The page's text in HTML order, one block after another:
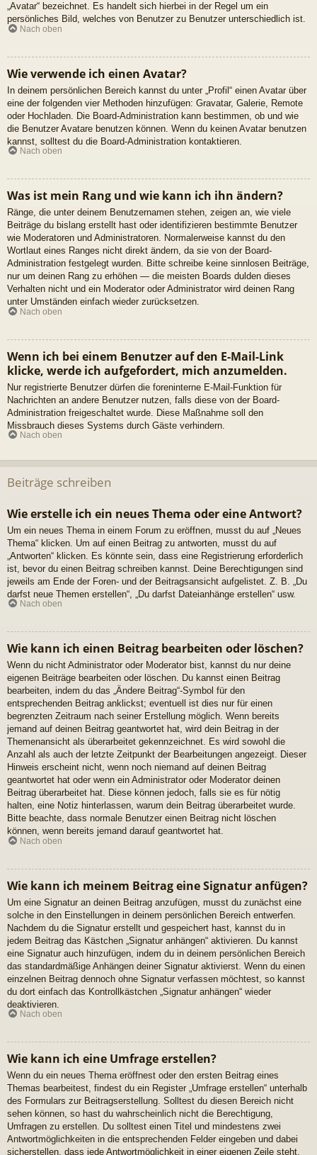
„Avatar“ bezeichnet. Es handelt sich hierbei in der Regel um ein
persönliches Bild, welches von Benutzer zu Benutzer unterschiedlich ist.
Nach oben
Wie verwende ich einen Avatar?
In deinem persönlichen Bereich kannst du unter „Profil“ einen Avatar über
eine der folgenden vier Methoden hinzufügen: Gravatar, Galerie, Remote
oder Hochladen. Die Board-Administration kann bestimmen, ob und wie
die Benutzer Avatare benutzen können. Wenn du keinen Avatar benutzen
kannst, solltest du die Board-Administration kontaktieren.
Nach oben
Was ist mein Rang und wie kann ich ihn ändern?
Ränge, die unter deinem Benutzernamen stehen, zeigen an, wie viele
Beiträge du bislang erstellt hast oder identifizieren bestimmte Benutzer
wie Moderatoren und Administratoren. Normalerweise kannst du den
Wortlaut eines Ranges nicht direkt ändern, da sie von der Board-
Administration festgelegt wurden. Bitte schreibe keine sinnlosen Beiträge,
nur um deinen Rang zu erhöhen — die meisten Boards dulden dieses
Verhalten nicht und ein Moderator oder Administrator wird deinen Rang
unter Umständen einfach wieder zurücksetzen.
Nach oben
Wenn ich bei einem Benutzer auf den E-Mail-Link
klicke, werde ich aufgefordert, mich anzumelden.
Nur registrierte Benutzer dürfen die foreninterne E-Mail-Funktion für
Nachrichten an andere Benutzer nutzen, falls diese von der Board-
Administration freigeschaltet wurde. Diese Maßnahme soll den
Missbrauch dieses Systems durch Gäste verhindern.
Nach oben
Beiträge schreiben
Wie erstelle ich ein neues Thema oder eine Antwort?
Um ein neues Thema in einem Forum zu eröffnen, musst du auf „Neues
Thema“ klicken. Um auf einen Beitrag zu antworten, musst du auf
„Antworten“ klicken. Es könnte sein, dass eine Registrierung erforderlich
ist, bevor du einen Beitrag schreiben kannst. Deine Berechtigungen sind
jeweils am Ende der Foren- und der Beitragsansicht aufgelistet. Z. B. „Du
darfst neue Themen erstellen“, „Du darfst Dateianhänge erstellen“ usw.
Nach oben
Wie kann ich einen Beitrag bearbeiten oder löschen?
Wenn du nicht Administrator oder Moderator bist, kannst du nur deine
eigenen Beiträge bearbeiten oder löschen. Du kannst einen Beitrag
bearbeiten, indem du das „Ändere Beitrag“-Symbol für den
entsprechenden Beitrag anklickst; eventuell ist dies nur für einen
begrenzten Zeitraum nach seiner Erstellung möglich. Wenn bereits
jemand auf deinen Beitrag geantwortet hat, wird dein Beitrag in der
Themenansicht als überarbeitet gekennzeichnet. Es wird sowohl die
Anzahl als auch der letzte Zeitpunkt der Bearbeitungen angezeigt. Dieser
Hinweis erscheint nicht, wenn noch niemand auf deinen Beitrag
geantwortet hat oder wenn ein Administrator oder Moderator deinen
Beitrag überarbeitet hat. Diese können jedoch, falls sie es für nötig
halten, eine Notiz hinterlassen, warum dein Beitrag überarbeitet wurde.
Bitte beachte, dass normale Benutzer einen Beitrag nicht löschen
können, wenn bereits jemand darauf geantwortet hat.
Nach oben
Wie kann ich meinem Beitrag eine Signatur anfügen?
Um eine Signatur an deinen Beitrag anzufügen, musst du zunächst eine
solche in den Einstellungen in deinem persönlichen Bereich entwerfen.
Nachdem du die Signatur erstellt und gespeichert hast, kannst du in
jedem Beitrag das Kästchen „Signatur anhängen“ aktivieren. Du kannst
eine Signatur auch hinzufügen, indem du in deinem persönlichen Bereich
das standardmäßige Anhängen deiner Signatur aktivierst. Wenn du einen
einzelnen Beitrag dennoch ohne Signatur verfassen möchtest, so kannst
du dort einfach das Kontrollkästchen „Signatur anhängen“ wieder
deaktivieren.
Nach oben
Wie kann ich eine Umfrage erstellen?
Wenn du ein neues Thema eröffnest oder den ersten Beitrag eines
Themas bearbeitest, findest du ein Register „Umfrage erstellen“ unterhalb
des Formulars zur Beitragserstellung. Solltest du diesen Bereich nicht
sehen können, so hast du wahrscheinlich nicht die Berechtigung,
Umfragen zu erstellen. Du solltest einen Titel und mindestens zwei
Antwortmöglichkeiten in die entsprechenden Felder eingeben und dabei
sicherstellen, dass jede Antwortmöglichkeit in einer eigenen Zeile steht.